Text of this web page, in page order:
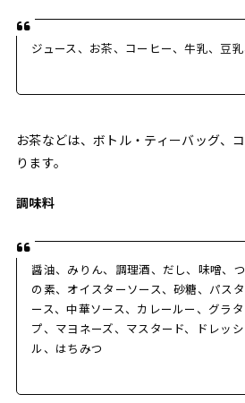
ジュース、お茶、コーヒー、牛乳、豆
お茶などは、ボトル・ティーバッグ、
ります。
調味料
醤油、みりん、調理酒、だし、味噌、
の素、オイスターソース、砂糖、パス
ース、中華ソース、カレールー、グラ
プ、マヨネーズ、マスタード、ドレッ
ル、はちみつ